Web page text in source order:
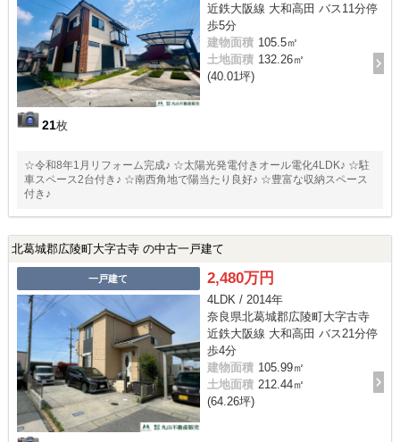
21枚
近鉄大阪線 大和高田 バス11分停
歩5分
建物面積 105.5㎡
土地面積 132.26㎡
(40.01坪)
☆令和8年1月リフォーム完成♪ ☆太陽光発電付きオール電化4LDK♪ ☆駐
車スペース2台付き♪ ☆南西角地で陽当たり良好♪ ☆豊富な収納スペース
付き♪
北葛城郡広陵町大字古寺 の中古一戸建て
一戸建て 2,480万円
4LDK / 2014年
奈良県北葛城郡広陵町大字古寺
近鉄大阪線 大和高田 バス21分停
歩4分
建物面積 105.99㎡
土地面積 212.44㎡
(64.26坪)